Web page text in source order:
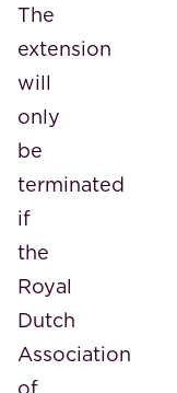
The
extension
will
only
be
terminated
if
the
Royal
Dutch
Association